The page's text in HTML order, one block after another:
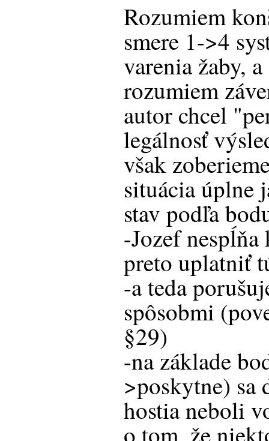
Rozumiem
smere 1->4
varenia žaby,
rozumiem
autor chcel
legálnosť
však
situácia úplne
stav podľa
-Jozef
preto uplatniť
-a teda
spôsobmi
§29)
-na základe
>poskytne) sa
hostia neboli
o tom, že